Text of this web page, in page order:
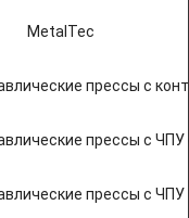
MetalTec
прессы с
прессы с
прессы с ЧПУ